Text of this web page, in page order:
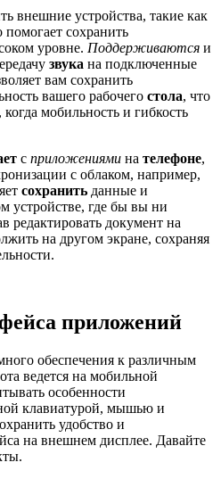
внешние устройства, такие как
сохранить
уровне. Поддерживаются и
звука на подключенные
вам сохранить
вашего рабочего стола, что
мобильность и гибкость
с приложениями на телефоне,
с облаком, например,
сохранить данные и
устройстве, где бы вы ни
редактировать документ на
на другом экране, сохраняя
приложений
обеспечения к различным
ведется на мобильной
особенности
клавиатурой, мышью и
удобство и
на внешнем дисплее. Давайте